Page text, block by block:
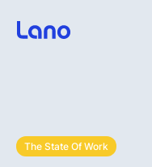
The State Of Work
¿Por qué Lano?